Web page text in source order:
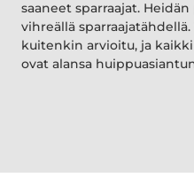
saaneet sparraajat.
vihreällä sparraajatähdellä.
kuitenkin arvioitu, ja
ovat alansa